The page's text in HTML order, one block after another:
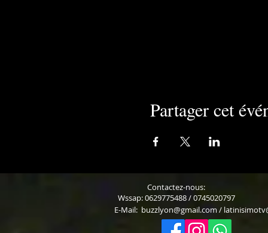
Partager cet
Contactez-nous:
Wssap: 0629775488 / 0745020797
E-Mail: buzzlyon@gmail.com /